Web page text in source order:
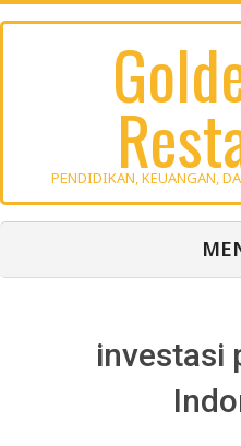
Skip
PENDIDIKAN, KEUANGAN,
investasi